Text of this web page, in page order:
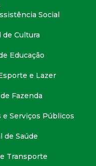
Social
Cultura
Educação
e Lazer
Fazenda
Serviços Públicos
de Saúde
Transporte